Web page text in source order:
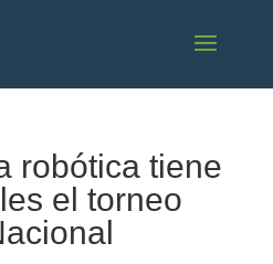
robótica tiene
el torneo